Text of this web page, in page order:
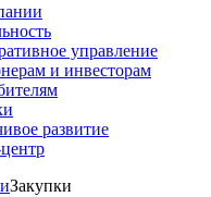
управление
и инвесторам
развитие
Закупки